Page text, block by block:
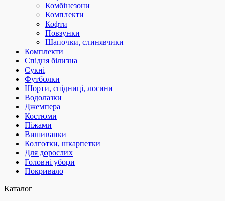
Комбінезони
Комплекти
Кофти
Повзунки
Шапочки, слинявчики
Комплекти
Спідня білизна
Сукні
Футболки
Шорти, спідниці, лосини
Водолазки
Джемпера
Костюми
Піжами
Вишиванки
Колготки, шкарпетки
Для дорослих
Головні убори
Покривало
Каталог